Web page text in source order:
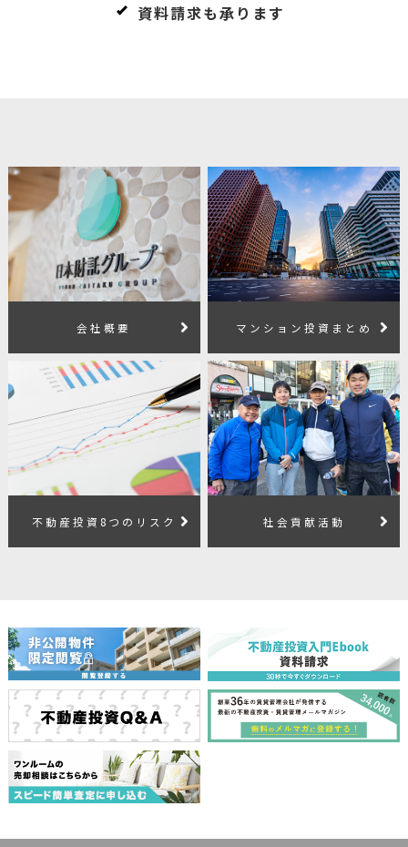
資料請求も承ります
会社概要 マンション投資まとめ
不動産投資8つのリスク 社会貢献活動